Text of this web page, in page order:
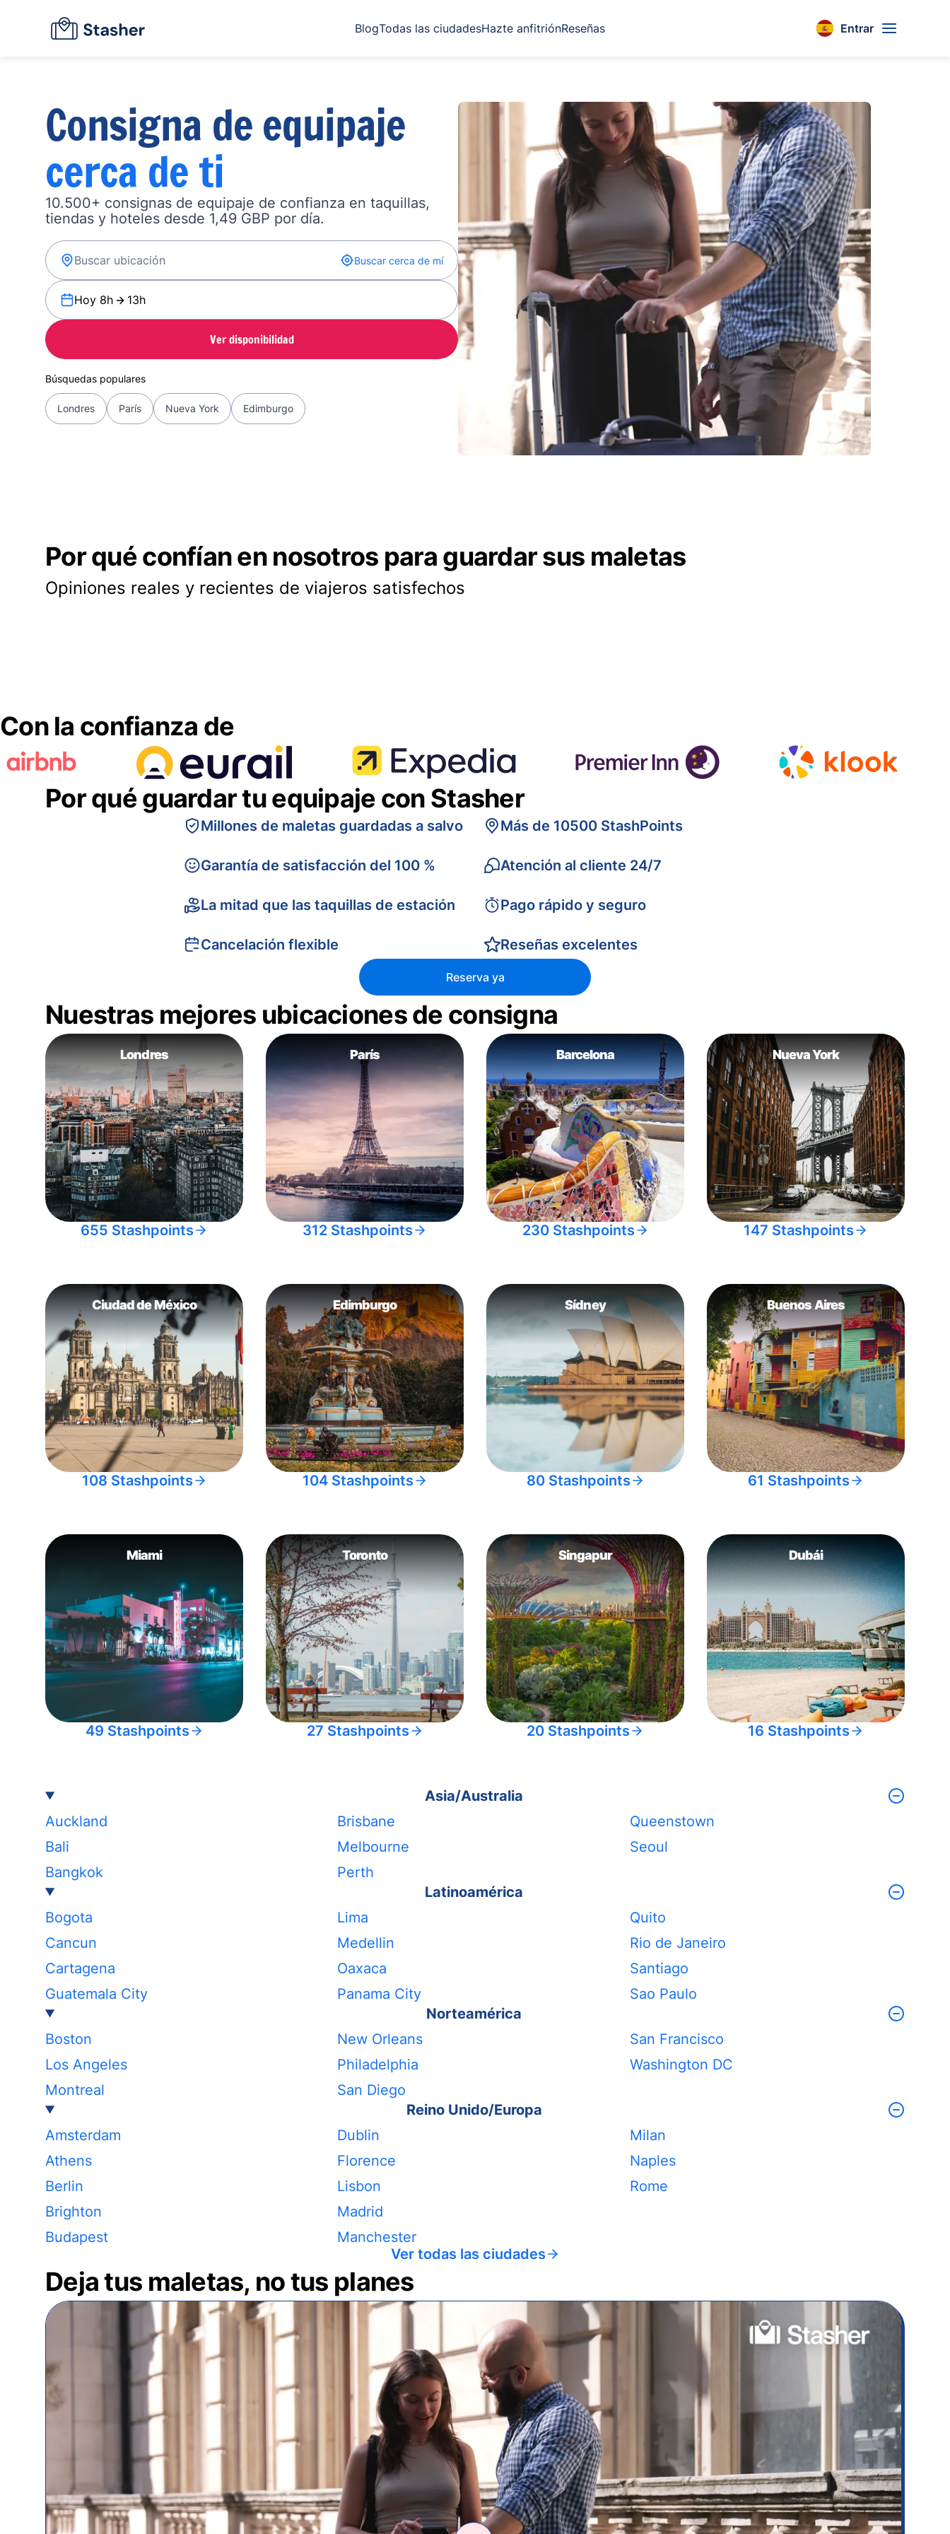
BlogTodas las ciudadesHazte anfitriónReseñas Entrar
Consigna de equipaje
cerca de ti
10.500+ consignas de equipaje de confianza en taquillas,
tiendas y hoteles desde 1,49 GBP por día.
Buscar cerca de mí
Hoy 8h 13h
Ver disponibilidad
Búsquedas populares
Londres París Nueva York Edimburgo
Por qué confían en nosotros para guardar sus maletas
Opiniones reales y recientes de viajeros satisfechos
Con la confianza de
Por qué guardar tu equipaje con Stasher
Millones de maletas guardadas a salvo
Garantía de satisfacción del 100 %
La mitad que las taquillas de estación
Cancelación flexible
Más de 10500 StashPoints
Atención al cliente 24/7
Pago rápido y seguro
Reseñas excelentes
Reserva ya
Nuestras mejores ubicaciones de consigna
Londres
655 Stashpoints
París
312 Stashpoints
Barcelona
230 Stashpoints
Nueva York
147 Stashpoints
Ciudad de México
108 Stashpoints
Edimburgo
104 Stashpoints
Sídney
80 Stashpoints
Buenos Aires
61 Stashpoints
Miami
49 Stashpoints
Toronto
27 Stashpoints
Singapur
20 Stashpoints
Dubái
16 Stashpoints
Asia/Australia
Auckland
Bali
Bangkok
Brisbane
Melbourne
Perth
Queenstown
Seoul
Latinoamérica
Bogota
Cancun
Cartagena
Guatemala City
Lima
Medellin
Oaxaca
Panama City
Quito
Rio de Janeiro
Santiago
Sao Paulo
Norteamérica
Boston
Los Angeles
Montreal
New Orleans
Philadelphia
San Diego
San Francisco
Washington DC
Reino Unido/Europa
Amsterdam
Athens
Berlin
Brighton
Budapest
Dublin
Florence
Lisbon
Madrid
Manchester
Milan
Naples
Rome
Ver todas las ciudades
Deja tus maletas, no tus planes